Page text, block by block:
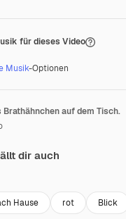
für dieses Video
Musik-Optionen
Brathähnchen auf dem Tisch.
dir auch
Hause rot Blick